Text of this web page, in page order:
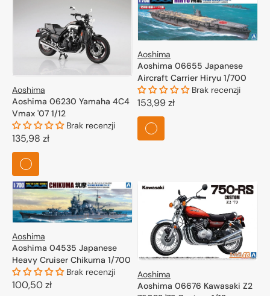
Aoshima
Aoshima 06230 Yamaha 4C4
Vmax '07 1/12
Brak recenzji
Cena
regularna
135,98 zł
Aoshima
Aoshima 06655 Japanese
Aircraft Carrier Hiryu 1/700
Brak recenzji
Cena
regularna
153,99 zł
Aoshima
Aoshima 04535 Japanese
Heavy Cruiser Chikuma 1/700
Brak recenzji
Cena
100,50 zł
Aoshima
Aoshima 06676 Kawasaki Z2